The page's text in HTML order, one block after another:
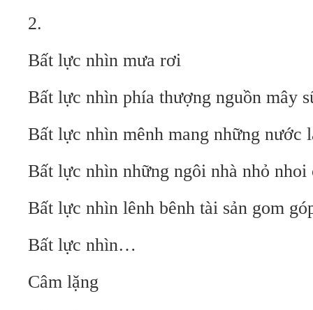
2.
Bất lực nhìn mưa rơi
Bất lực nhìn phía thượng nguồn mây
Bất lực nhìn mênh mang những nước
Bất lực nhìn những ngôi nhà nhỏ
Bất lực nhìn lênh bênh tài sản gom
Bất lực nhìn…
Câm lặng